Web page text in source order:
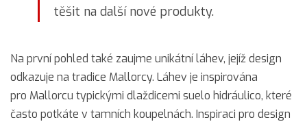
těšit na další nové produkty.
Na první pohled také zaujme unikátní láhev, jejíž design
odkazuje na tradice Mallorcy. Láhev je inspirována
pro Mallorcu typickými dlaždicemi suelo hidráulico, které
často potkáte v tamních koupelnách. Inspiraci pro design